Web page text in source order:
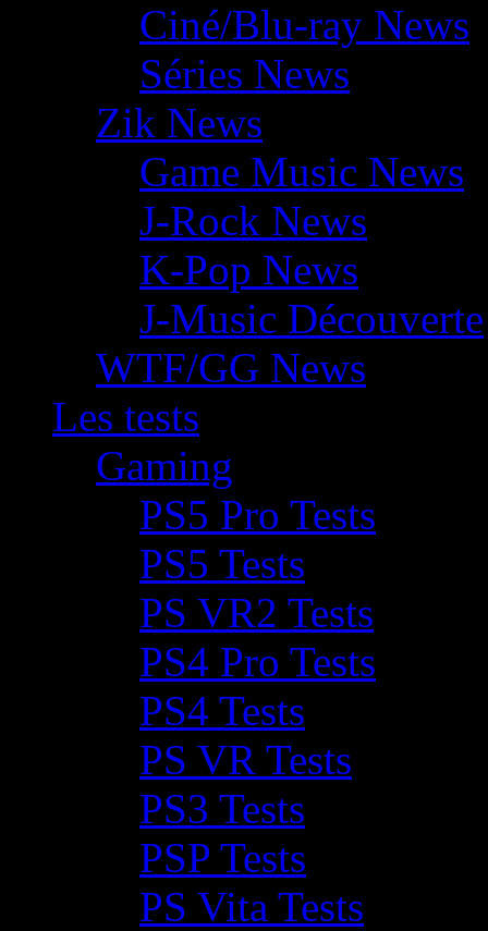
Ciné/Blu-ray News
Séries News
Zik News
Game Music News
J-Rock News
K-Pop News
J-Music Découverte
WTF/GG News
Les tests
Gaming
PS5 Pro Tests
PS5 Tests
PS VR2 Tests
PS4 Pro Tests
PS4 Tests
PS VR Tests
PS3 Tests
PSP Tests
PS Vita Tests